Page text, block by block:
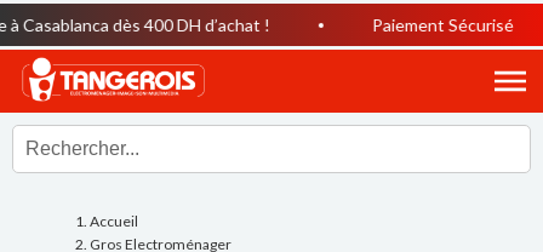
dès 400 DH d’achat ! Paiement Sécurisé
Accueil
Gros Electroménager